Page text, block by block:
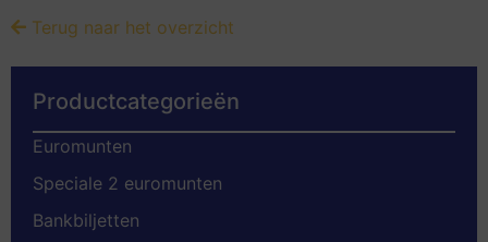
Terug naar het overzicht
Productcategorieën
Euromunten
Speciale 2 euromunten
Bankbiljetten